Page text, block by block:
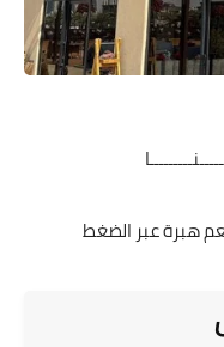
هبرة عبر الضغط